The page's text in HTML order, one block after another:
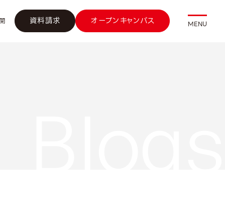
資料請求 オープンキャンパス MENU